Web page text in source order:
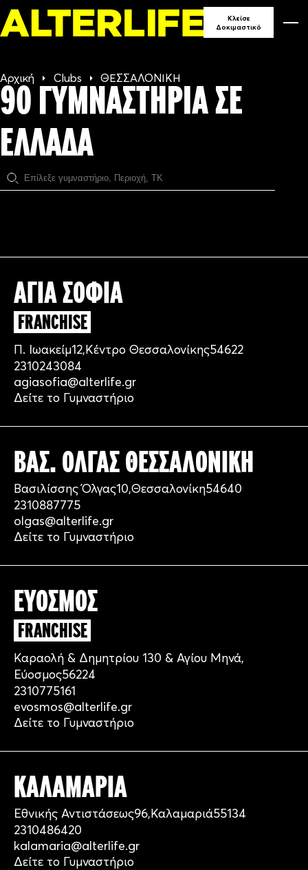
Κλείσε
Δοκιμαστικό
Αρχική Clubs ΘΕΣΣΑΛΟΝΙΚΗ
90 ΓΥΜΝΑΣΤΗΡΙΑ ΣΕ
ΕΛΛΑΔΑ
ΑΓΙΑ ΣΟΦΙΑ
FRANCHISE
Π. Ιωακείμ12,Κέντρο Θεσσαλονίκης54622
2310243084
agiasofia@alterlife.gr
Δείτε το Γυμναστήριο
ΒΑΣ. ΌΛΓΑΣ ΘΕΣΣΑΛΟΝΙΚΗ
Βασιλίσσης Όλγας10,Θεσσαλονίκη54640
2310887775
olgas@alterlife.gr
Δείτε το Γυμναστήριο
ΕΥΟΣΜΟΣ
FRANCHISE
Καραολή & Δημητρίου 130 & Αγίου Μηνά,
Εύοσμος56224
2310775161
evosmos@alterlife.gr
Δείτε το Γυμναστήριο
ΚΑΛΑΜΑΡΙΑ
Εθνικής Αντιστάσεως96,Καλαμαριά55134
2310486420
kalamaria@alterlife.gr
Δείτε το Γυμναστήριο
90
ΣΕ